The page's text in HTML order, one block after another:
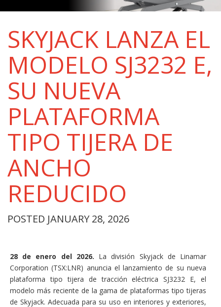
SKYJACK LANZA EL
MODELO SJ3232 E,
SU NUEVA
PLATAFORMA
TIPO TIJERA DE
ANCHO
REDUCIDO
POSTED JANUARY 28, 2026
28 de enero del 2026. La división Skyjack de Linamar
Corporation (TSX:LNR) anuncia el lanzamiento de su nueva
plataforma tipo tijera de tracción eléctrica SJ3232 E, el
modelo más reciente de la gama de plataformas tipo tijeras
de Skyjack. Adecuada para su uso en interiores y exteriores,